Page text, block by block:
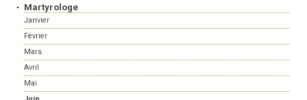
Martyrologe
Janvier
Février
Mars
Avril
Mai